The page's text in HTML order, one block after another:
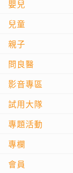
嬰兒
兒童
親子
問良醫
影音專區
試用大隊
專題活動
專欄
會員